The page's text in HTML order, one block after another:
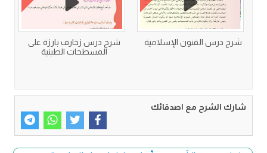
شرح درس الفنون الإسلامية
شرح درس زخارف بارزة على
المسطحات الطينية
شارك الشرح مع اصدقائك